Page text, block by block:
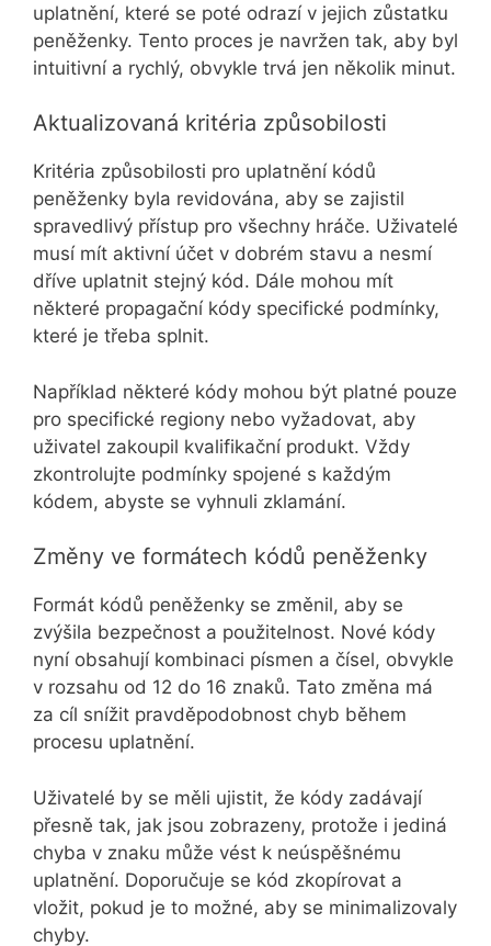
uplatnění, které se poté odrazí v jejich zůstatku
peněženky. Tento proces je navržen tak, aby byl
intuitivní a rychlý, obvykle trvá jen několik minut.
Aktualizovaná kritéria způsobilosti
Kritéria způsobilosti pro uplatnění kódů
peněženky byla revidována, aby se zajistil
spravedlivý přístup pro všechny hráče. Uživatelé
musí mít aktivní účet v dobrém stavu a nesmí
dříve uplatnit stejný kód. Dále mohou mít
některé propagační kódy specifické podmínky,
které je třeba splnit.
Například některé kódy mohou být platné pouze
pro specifické regiony nebo vyžadovat, aby
uživatel zakoupil kvalifikační produkt. Vždy
zkontrolujte podmínky spojené s každým
kódem, abyste se vyhnuli zklamání.
Změny ve formátech kódů peněženky
Formát kódů peněženky se změnil, aby se
zvýšila bezpečnost a použitelnost. Nové kódy
nyní obsahují kombinaci písmen a čísel, obvykle
v rozsahu od 12 do 16 znaků. Tato změna má
za cíl snížit pravděpodobnost chyb během
procesu uplatnění.
Uživatelé by se měli ujistit, že kódy zadávají
přesně tak, jak jsou zobrazeny, protože i jediná
chyba v znaku může vést k neúspěšnému
uplatnění. Doporučuje se kód zkopírovat a
vložit, pokud je to možné, aby se minimalizovaly
chyby.